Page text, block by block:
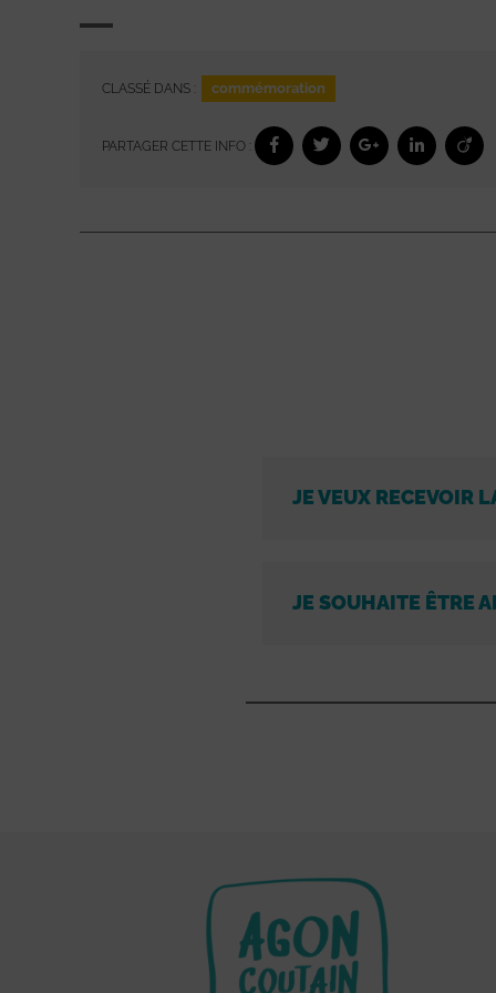
CLASSÉ DANS : commémoration
PARTAGER CETTE INFO :
JE VEUX RECEVOIR
JE SOUHAITE ÊTRE